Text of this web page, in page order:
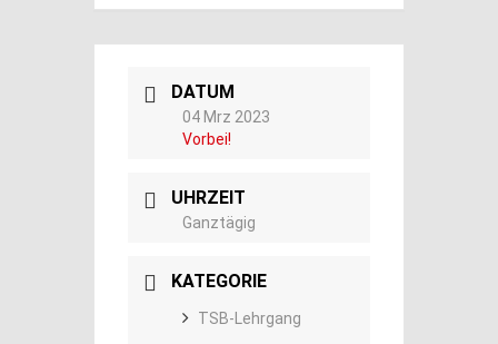
DATUM
04 Mrz 2023
Vorbei!
UHRZEIT
Ganztägig
KATEGORIE
TSB-Lehrgang